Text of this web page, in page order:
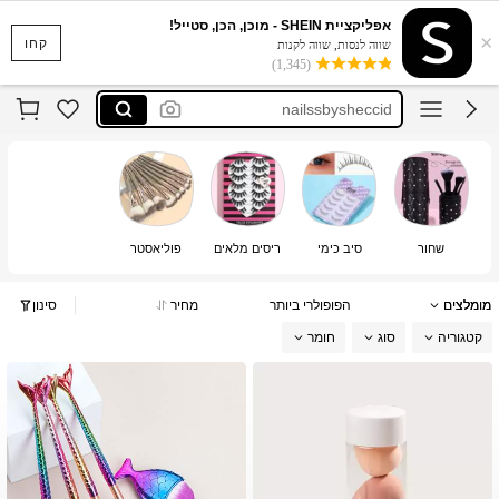
קחו ×
אפליקציית SHEIN - מוכן, הכן, סטייל!
שווה לנסות, שווה לקנות
(1,345)
she nails
sheglam
nailssbysheccid
9am hair store
she nails
sheglam
שחור סיב כימי ריסים מלאים פוליאסטר
מומלצים הפופולרי ביותר מחיר סינון
קטגוריה סוג חומר